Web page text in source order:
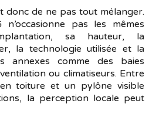
donc de ne pas tout mélanger.
pas les mêmes
sa hauteur, la
la technologie utilisée et la
annexes comme des baies
ou climatiseurs. Entre
toiture et un pylône visible
la perception locale peut